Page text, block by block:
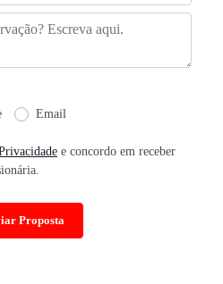
Email
e concordo em receber
Proposta